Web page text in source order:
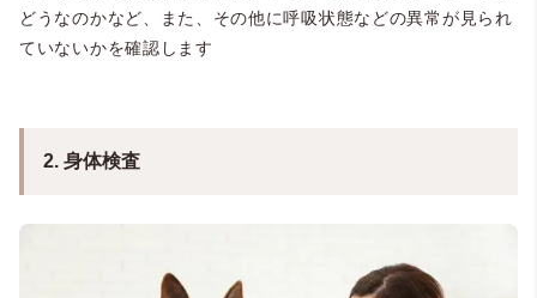
どうなのかなど、また、その他に呼吸状態などの異常が見られ
ていないかを確認します
2. 身体検査